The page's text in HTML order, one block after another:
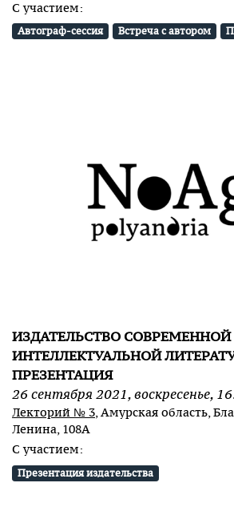
С участием:
Автограф-сессия Встреча с автором
ИЗДАТЕЛЬСТВО СОВРЕМЕННОЙ
ИНТЕЛЛЕКТУАЛЬНОЙ
ПРЕЗЕНТАЦИЯ
26сентября 2021,воскресенье,
Лекторий № 3, Амурская область,
Ленина, 108А
С участием:
Презентация издательства